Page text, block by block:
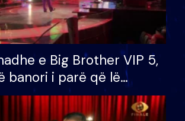
e Big Brother VIP 5,
banori i parë që lë
humb mundësinë për
e madh